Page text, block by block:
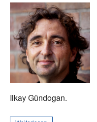
Ilkay Gündogan.